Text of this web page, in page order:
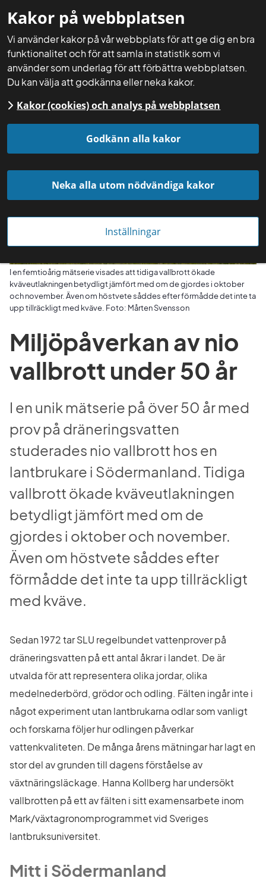
Kakor på webbplatsen
Vi använder kakor på vår webbplats för att ge dig en bra
funktionalitet och för att samla in statistik som vi
använder som underlag för att förbättra webbplatsen.
Du kan välja att godkänna eller neka kakor.
Kakor (cookies) och analys på webbplatsen
Godkänn alla kakor
Neka alla utom nödvändiga kakor
Inställningar
Mina sidor
Startsida Aktuellt Nyheter
I en femtioårig mätserie visades att tidiga vallbrott ökade
kväveutlakningen betydligt jämfört med om de gjordes i oktober
och november. Även om höstvete såddes efter förmådde det inte ta
upp tillräckligt med kväve. Foto: Mårten Svensson
Miljöpåverkan av nio
vallbrott under 50 år
I en unik mätserie på över 50 år med
prov på dräneringsvatten
studerades nio vallbrott hos en
lantbrukare i Södermanland. Tidiga
vallbrott ökade kväveutlakningen
betydligt jämfört med om de
gjordes i oktober och november.
Även om höstvete såddes efter
förmådde det inte ta upp tillräckligt
med kväve.
Sedan 1972 tar SLU regelbundet vattenprover på
dräneringsvatten på ett antal åkrar i landet. De är
utvalda för att representera olika jordar, olika
medelnederbörd, grödor och odling. Fälten ingår inte i
något experiment utan lantbrukarna odlar som vanligt
och forskarna följer hur odlingen påverkar
vattenkvaliteten. De många årens mätningar har lagt en
stor del av grunden till dagens förståelse av
växtnäringsläckage. Hanna Kollberg har undersökt
vallbrotten på ett av fälten i sitt examensarbete inom
Mark/växtagronomprogrammet vid Sveriges
lantbruksuniversitet.
Mitt i Södermanland